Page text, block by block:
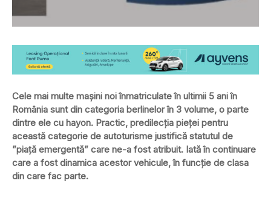
Cele mai multe mașini noi înmatriculate în ultimii 5 ani în
România sunt din categoria berlinelor în 3 volume, o parte
dintre ele cu hayon. Practic, predilecția pieței pentru
această categorie de autoturisme justifică statutul de
”piață emergentă” care ne-a fost atribuit. Iată în continuare
care a fost dinamica acestor vehicule, în funcție de clasa
din care fac parte.